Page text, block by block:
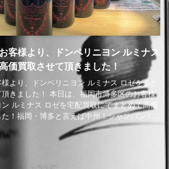
客様より、ドンペリニヨン ルミナス
価買取させて頂きました！
より、ドンペリニヨン ルミナス ロゼをまと
きました！ 本日は、福岡市博多区のお客様
ルミナス ロゼを宅配買取にてまとめて高価
！福岡・博多と言えば中州！シャンパン！...